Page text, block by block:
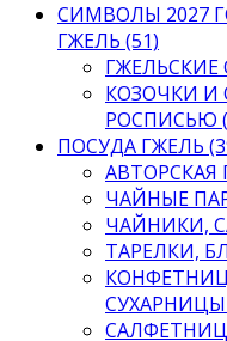
СИМВОЛЫ 2027
ГЖЕЛЬ (51)
ГЖЕЛЬСКИЕ
КОЗОЧКИ И
РОСПИСЬЮ
ПОСУДА ГЖЕЛЬ
АВТОРСКАЯ
ЧАЙНЫЕ
ЧАЙНИКИ,
ТАРЕЛКИ,
СУХАРНИЦЫ